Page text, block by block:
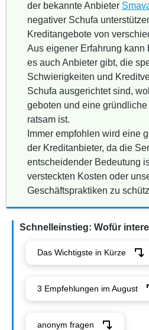
der bekannte Anbieter
negativer Schufa
Kreditangebote von
Aus eigener Erfahrung kann
es auch Anbieter gibt, die
Schwierigkeiten und
Schufa ausgerichtet sind,
geboten und eine
ratsam ist.
Immer empfohlen wird eine
der Kreditanbieter, da die
entscheidender Bedeutung
versteckten Kosten oder
Geschäftspraktiken zu
Schnelleinstieg: Wofür
Das Wichtigste in Kürze
3 Empfehlungen im August
anonym fragen